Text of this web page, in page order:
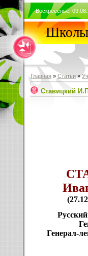
Воскресенье,
Школы
Главная » Статьи »
Ставицкий
Генерал-